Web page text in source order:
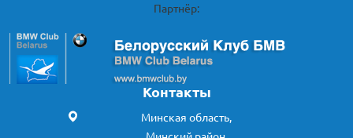
Партнёр:
Контакты
Минская область,